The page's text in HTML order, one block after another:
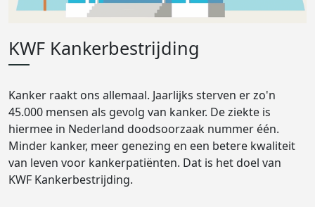
KWF Kankerbestrijding
Kanker raakt ons allemaal. Jaarlijks sterven er zo'n
45.000 mensen als gevolg van kanker. De ziekte is
hiermee in Nederland doodsoorzaak nummer één.
Minder kanker, meer genezing en een betere kwaliteit
van leven voor kankerpatiënten. Dat is het doel van
KWF Kankerbestrijding.